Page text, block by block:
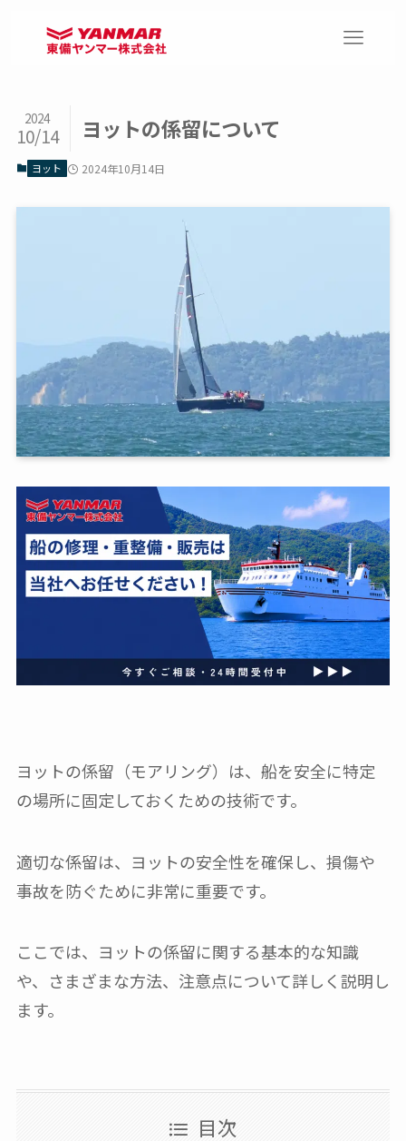
ヨットの係留について
2024
10/14
ヨット 2024年10月14日
ヨットの係留（モアリング）は、船を安全に特定
の場所に固定しておくための技術です。
適切な係留は、ヨットの安全性を確保し、損傷や
事故を防ぐために非常に重要です。
ここでは、ヨットの係留に関する基本的な知識
や、さまざまな方法、注意点について詳しく説明し
ます。
目次